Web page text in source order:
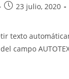
Ilustraciones
Publicación
entrada:
23 julio, 2020
texto
campo